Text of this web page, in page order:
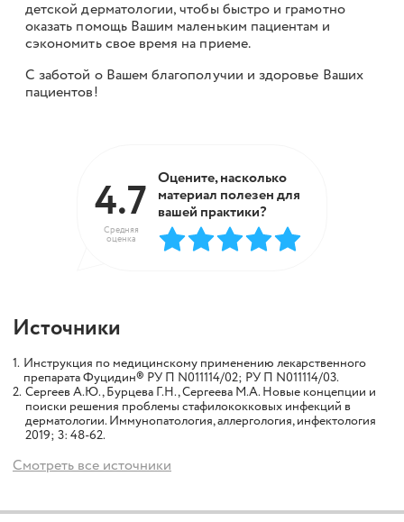
детской дерматологии, чтобы быстро и грамотно
оказать помощь Вашим маленьким пациентам и
сэкономить свое время на приеме.
С заботой о Вашем благополучии и здоровье Ваших
пациентов!
4.7
Средняя
оценка
Оцените, насколько
материал полезен для
вашей практики?
Источники
1. Инструкция по медицинскому применению лекарственного
препарата Фуцидин® РУ П N011114/02; РУ П N011114/03.
2. Сергеев А.Ю., Бурцева Г.Н., Сергеева М.А. Новые концепции и
поиски решения проблемы стафилококковых инфекций в
дерматологии. Иммунопатология, аллергология, инфектология
2019; 3: 48-62.
Смотреть все источники